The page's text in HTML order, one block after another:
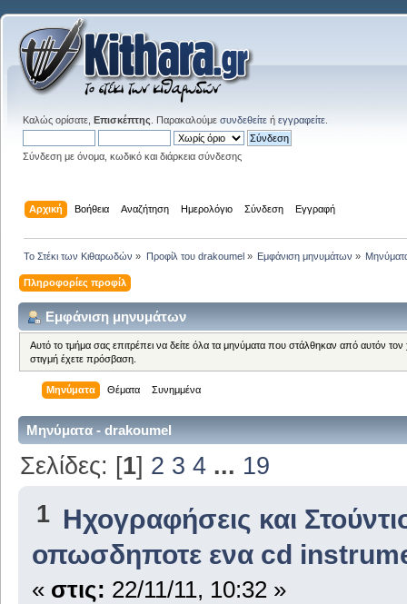
Καλώς ορίσατε, Επισκέπτης . Παρακαλούμε συνδεθείτε ή εγγραφείτε
Σύνδεση με όνομα, κωδικό και διάρκεια σύνδεσης
Αρχική Βοήθεια Αναζήτηση Ημερολόγιο Σύνδεση Εγγραφή
Το Στέκι των Κιθαρωδών » Προφίλ του drakoumel» Εμφάνιση μηνυμάτων »
Πληροφορίες προφίλ
Εμφάνιση μηνυμάτων
Αυτό το τμήμα σας επιτρέπει να δείτε όλα τα μηνύματα που στάλθηκαν από αυτόν
στιγμή έχετε πρόσβαση.
Μηνύματα Θέματα Συνημμένα
Μηνύματα - drakoumel
Σελίδες: [1] 2 3 4 ... 19
1 Ηχογραφήσεις και
οπωσδηποτε ενα cd
« στις: 22/11/11, 10:32 »